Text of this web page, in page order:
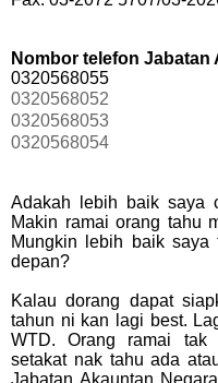
Nombor telefon Jabatan
0320568055
0320568052
0320568053
0320568054
Adakah lebih baik saya
Makin ramai orang tahu
Mungkin lebih baik saya
depan?
Kalau dorang dapat
tahun ni kan lagi best.
WTD. Orang ramai tak
setakat nak tahu ada
Jabatan Akauntan